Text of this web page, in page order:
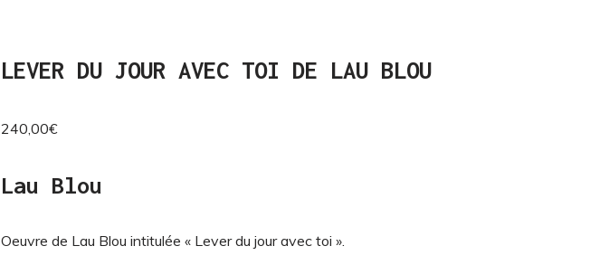
LEVER DU JOUR AVEC TOI DE LAU BLOU
240,00€
Lau Blou
Oeuvre de Lau Blou intitulée « Lever du jour avec toi ».